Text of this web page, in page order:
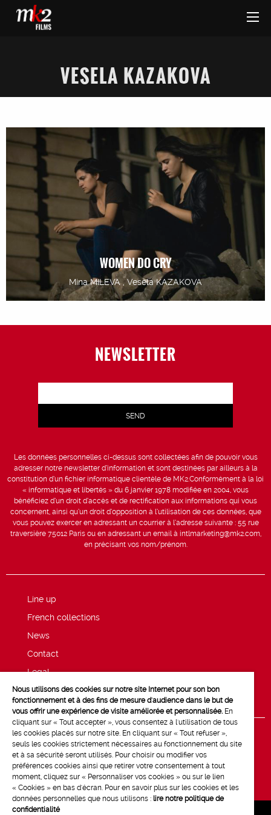
VESELA KAZAKOVA
WOMEN DO CRY
Mina MILEVA , Vesela KAZAKOVA
NEWSLETTER
Les données personnelles ci-dessus sont collectées afin de pouvoir vous
adresser notre newsletter d’information et sont destinées par ailleurs à la
constitution d’un fichier informatique clientèle de MK2.Conformément à la loi
« informatique et libertés » du 6 janvier 1978 modifiée en 2004, vous
bénéficiez d’un droit d’accès et de rectification aux informations qui vous
concernent, ainsi qu’un droit d’opposition à l’utilisation de ces données, que
vous pouvez exercer en adressant un courrier à l’adresse suivante : 55 rue
traversière 75012 Paris ou en adressant un email à intlmarketing@mk2.com,
en précisant vos nom/prénom.
Line up
French collections
News
Contact
Legal
Privacy and cookie policy
Nous utilisons des cookies sur notre site Internet pour son bon
fonctionnement et à des fins de mesure d'audience dans le but de
vous offrir une expérience de visite améliorée et personnalisée. En
cliquant sur « Tout accepter », vous consentez à l'utilisation de tous
les cookies placés sur notre site. En cliquant sur « Tout refuser »,
seuls les cookies strictement nécessaires au fonctionnement du site
et à sa sécurité seront utilisés. Pour choisir ou modifier vos
préférences cookies ainsi que retirer votre consentement à tout
moment, cliquez sur « Personnaliser vos cookies » ou sur le lien
« Cookies » en bas d'écran. Pour en savoir plus sur les cookies et les
données personnelles que nous utilisons : lire notre politique de
confidentialité